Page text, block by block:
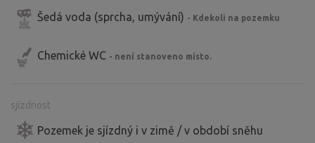
Šedá voda (sprcha, umývání) - Kdekoli na pozemku
Chemické WC - není stanoveno místo.
sjízdnost
Pozemek je sjízdný i v zimě / v období sněhu